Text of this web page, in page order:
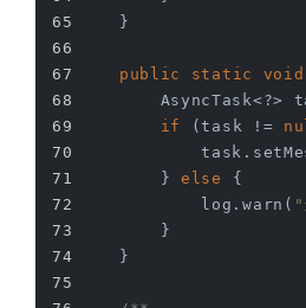
    }
public static void
AsyncTask<?>
if
(task !=
        }
else
{
            log.warn(
"
        }
    }